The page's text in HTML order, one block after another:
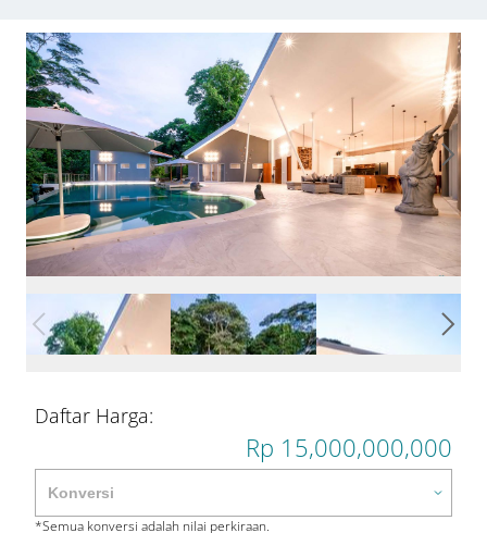
Daftar Harga:
Rp 15,000,000,000
*Semua konversi adalah nilai perkiraan.